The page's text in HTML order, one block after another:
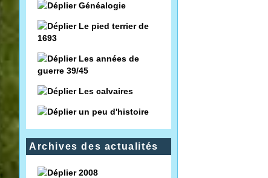
Généalogie
Le pied terrier de
1693
Les années de
guerre 39/45
Les calvaires
un peu d'histoire
Archives des actualités
2008